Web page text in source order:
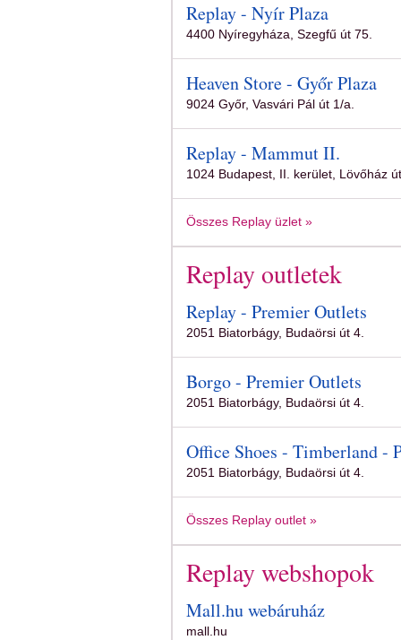
Replay - Nyír Plaza
4400 Nyíregyháza, Szegfű út 75.
Heaven Store - Győr Plaza
9024 Győr, Vasvári Pál út 1/a.
Replay - Mammut II.
1024 Budapest, II. kerület, Lövőház
Összes Replay üzlet »
Replay outletek
Replay - Premier Outlets
2051 Biatorbágy, Budaörsi út 4.
Borgo - Premier Outlets
2051 Biatorbágy, Budaörsi út 4.
Office Shoes - Timberland -
2051 Biatorbágy, Budaörsi út 4.
Összes Replay outlet »
Replay webshopok
Mall.hu webáruház
mall.hu